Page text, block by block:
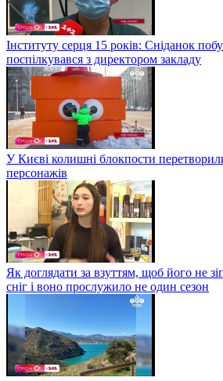
Інституту серця 15 років: Сніданок
поспілкувався з директором закладу
У Києві колишні блокпости
персонажів
Як доглядати за взуттям, щоб його не
сніг і воно прослужило не один сезон